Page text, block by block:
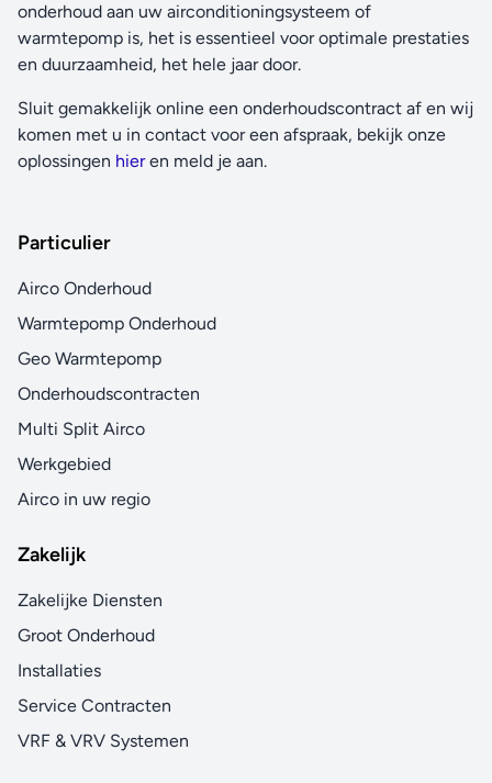
onderhoud aan uw airconditioningsysteem of
warmtepomp is, het is essentieel voor optimale prestaties
en duurzaamheid, het hele jaar door.
Sluit gemakkelijk online een onderhoudscontract af en wij
komen met u in contact voor een afspraak, bekijk onze
oplossingen hieren meld je aan.
Particulier
Airco Onderhoud
Warmtepomp Onderhoud
Geo Warmtepomp
Onderhoudscontracten
Multi Split Airco
Werkgebied
Airco in uw regio
Zakelijk
Zakelijke Diensten
Groot Onderhoud
Installaties
Service Contracten
VRF & VRV Systemen